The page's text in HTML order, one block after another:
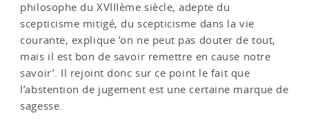
philosophe du XVIIIème siècle, adepte du
scepticisme mitigé, du scepticisme dans la vie
courante, explique ’on ne peut pas douter de tout,
mais il est bon de savoir remettre en cause notre
savoir’. Il rejoint donc sur ce point le fait que
l’abstention de jugement est une certaine marque de
sagesse.